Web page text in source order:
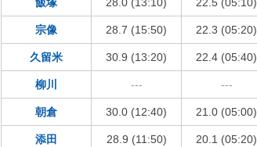
宗像 28.7 (15:50) 22.3 (05:20)
久留米 30.9 (13:20) 22.4 (05:40)
柳川 --- ---
朝倉 30.0 (12:40) 21.0 (05:00)
添田 28.9 (11:50) 20.1 (05:20)